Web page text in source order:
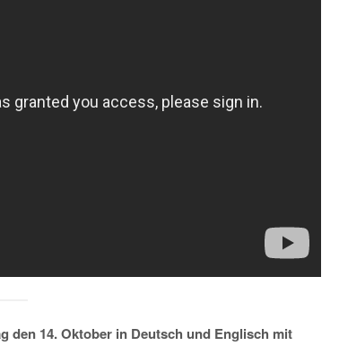
den 14. Oktober in Deutsch und Englisch mit